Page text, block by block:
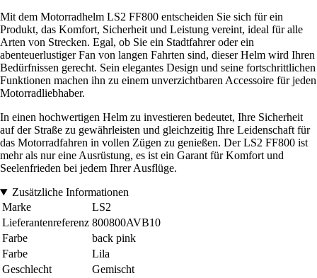
Mit dem Motorradhelm LS2 FF800 entscheiden Sie sich für ein
Produkt, das Komfort, Sicherheit und Leistung vereint, ideal für alle
Arten von Strecken. Egal, ob Sie ein Stadtfahrer oder ein
abenteuerlustiger Fan von langen Fahrten sind, dieser Helm wird Ihren
Bedürfnissen gerecht. Sein elegantes Design und seine fortschrittlichen
Funktionen machen ihn zu einem unverzichtbaren Accessoire für jeden
Motorradliebhaber.
In einen hochwertigen Helm zu investieren bedeutet, Ihre Sicherheit
auf der Straße zu gewährleisten und gleichzeitig Ihre Leidenschaft für
das Motorradfahren in vollen Zügen zu genießen. Der LS2 FF800 ist
mehr als nur eine Ausrüstung, es ist ein Garant für Komfort und
Seelenfrieden bei jedem Ihrer Ausflüge.
Zusätzliche Informationen
Marke
LS2
Lieferantenreferenz 800800AVB10
Farbe
back pink
Farbe
Lila
Geschlecht
Gemischt